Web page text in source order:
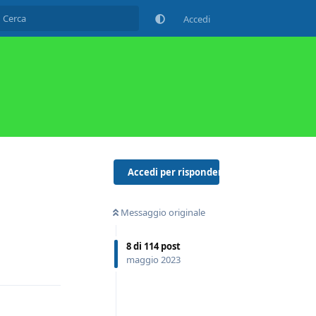
Accedi
Accedi per rispondere
Messaggio originale
8di 114post
maggio 2023